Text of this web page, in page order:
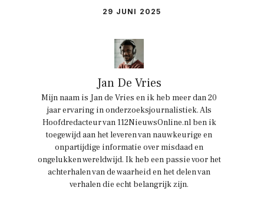
29 JUNI 2025
Jan De Vries
Mijn naam is Jan de Vries en ik heb meer dan 20
jaar ervaring in onderzoeksjournalistiek. Als
Hoofdredacteur van 112NieuwsOnline.nl ben ik
toegewijd aan het leveren van nauwkeurige en
onpartijdige informatie over misdaad en
ongelukken wereldwijd. Ik heb een passie voor het
achterhalen van de waarheid en het delen van
verhalen die echt belangrijk zijn.